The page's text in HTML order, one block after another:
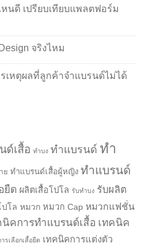
นดี เปรียบเทียบแพลตฟอร์ม
จริงไหม
เหตุผลที่ลูกค้าจำแบรนด์ไม่ได้
ด์เสื้อ ทำบง ทำแบรนด์ ทำ
ย ทำแบรนด์เสื้อผู้หญิง ทำแบรนด์
ยืด ผลิตเสื้อโปโล รับทำบง รับผลิต
ปโล หมวก หมวก Cap หมวกแฟชั่น
นิคการทำแบรนด์เสื้อ เทคนิค
รเลือกเสื้อยืด เทคนิคการแต่งตัว